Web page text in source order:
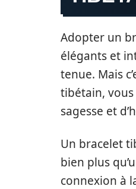
Adopter un
élégants et
tenue. Mais
tibétain,
sagesse et
Un bracelet
bien plus
connexion à